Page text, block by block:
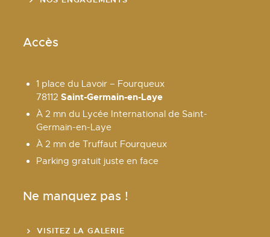
Accès
1 place du Lavoir – Fourqueux
78112Saint-Germain-en-Laye
À 2 mn du Lycée International de Saint-
Germain-en-Laye
À 2 mn de Truffaut Fourqueux
Parking gratuit juste en face
Ne manquez pas !
VISITEZ LA GALERIE